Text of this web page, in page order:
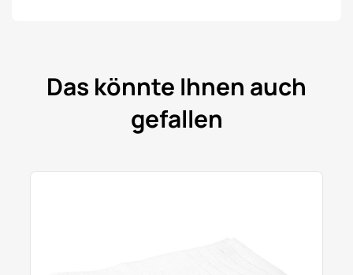
Das könnte Ihnen auch
gefallen